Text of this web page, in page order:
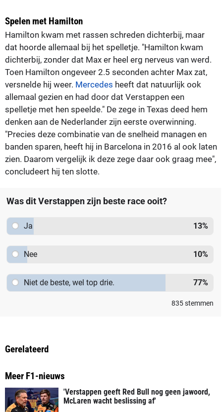
Spelen met Hamilton
Hamilton kwam met rassen schreden dichterbij, maar
dat hoorde allemaal bij het spelletje. "Hamilton kwam
dichterbij, zonder dat Max er heel erg nerveus van werd.
Toen Hamilton ongeveer 2.5 seconden achter Max zat,
versnelde hij weer. Mercedes heeft dat natuurlijk ook
allemaal gezien en had door dat Verstappen een
spelletje met hen speelde." De zege in Texas deed hem
denken aan de Nederlander zijn eerste overwinning.
"Precies deze combinatie van de snelheid managen en
banden sparen, heeft hij in Barcelona in 2016 al ook laten
zien. Daarom vergelijk ik deze zege daar ook graag mee",
concludeert hij ten slotte.
Was dit Verstappen zijn beste race ooit?
Ja 13%
Nee 10%
Niet de beste, wel top drie. 77%
835stemmen
Gerelateerd
Meer F1-nieuws
'Verstappen geeft Red Bull nog geen jawoord,
McLaren wacht beslissing af'